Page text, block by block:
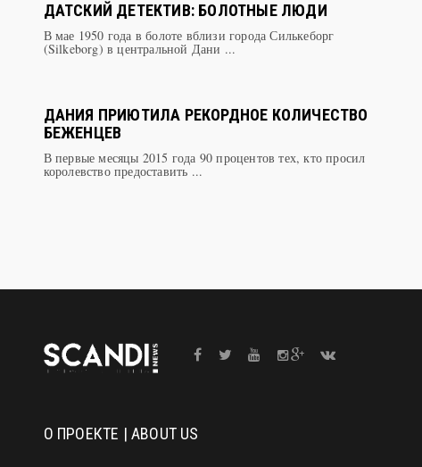
ДАТСКИЙ ДЕТЕКТИВ: БОЛОТНЫЕ ЛЮДИ
В мае 1950 года в болоте вблизи города Силькеборг
(Silkeborg) в центральной Дани ...
ДАНИЯ ПРИЮТИЛА РЕКОРДНОЕ КОЛИЧЕСТВО
БЕЖЕНЦЕВ
В первые месяцы 2015 года 90 процентов тех, кто просил
королевство предоставить ...
О ПРОЕКТЕ | ABOUT US